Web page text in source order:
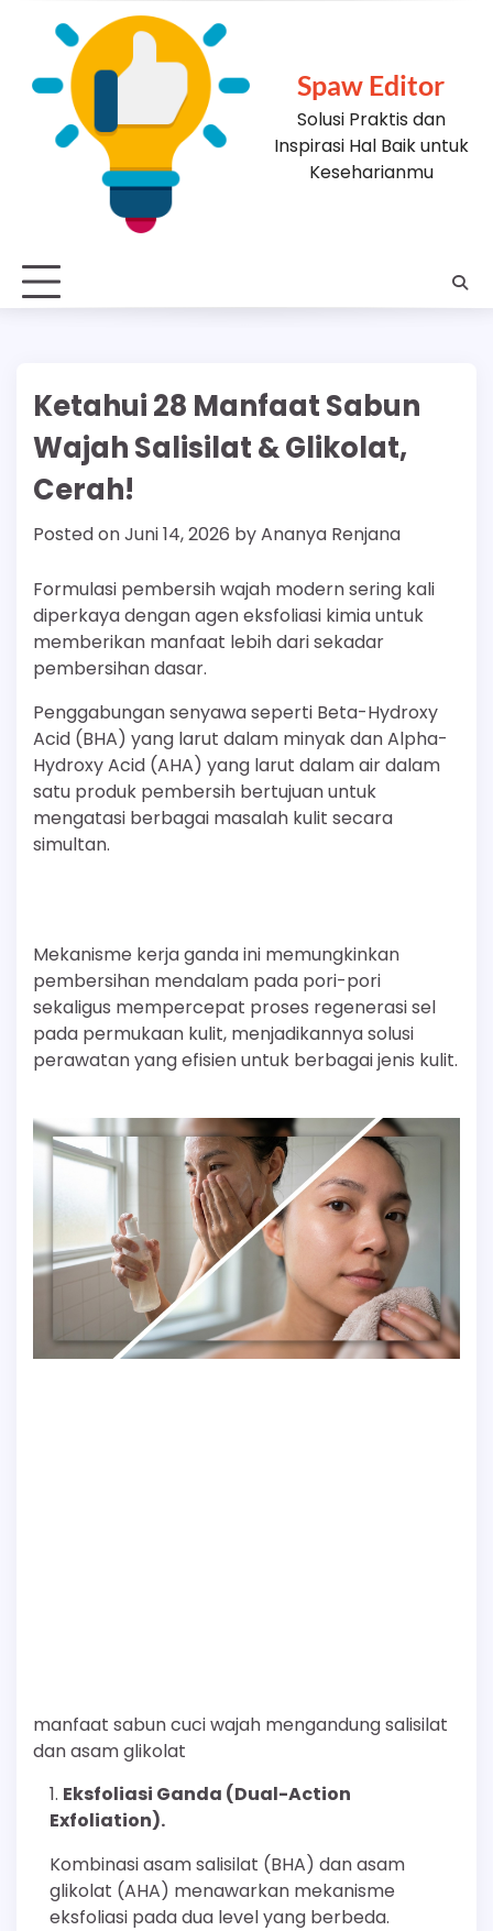
Spaw Editor
Solusi Praktis dan
Inspirasi Hal Baik untuk
Keseharianmu
Ketahui 28 Manfaat Sabun
Wajah Salisilat & Glikolat,
Cerah!
Posted onJuni 14, 2026 byAnanya Renjana
Formulasi pembersih wajah modern sering kali
diperkaya dengan agen eksfoliasi kimia untuk
memberikan manfaat lebih dari sekadar
pembersihan dasar.
Penggabungan senyawa seperti Beta-Hydroxy
Acid (BHA) yang larut dalam minyak dan Alpha-
Hydroxy Acid (AHA) yang larut dalam air dalam
satu produk pembersih bertujuan untuk
mengatasi berbagai masalah kulit secara
simultan.
Mekanisme kerja ganda ini memungkinkan
pembersihan mendalam pada pori-pori
sekaligus mempercepat proses regenerasi sel
pada permukaan kulit, menjadikannya solusi
perawatan yang efisien untuk berbagai jenis kulit.
manfaat sabun cuci wajah mengandung salisilat
dan asam glikolat
Eksfoliasi Ganda (Dual-Action
Exfoliation).
Kombinasi asam salisilat (BHA) dan asam
glikolat (AHA) menawarkan mekanisme
eksfoliasi pada dua level yang berbeda.